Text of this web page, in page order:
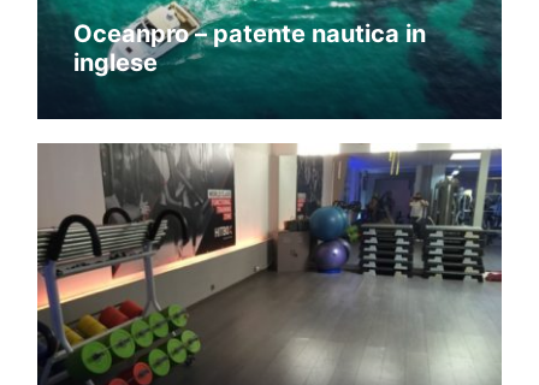
Oceanpro – patente nautica in
inglese